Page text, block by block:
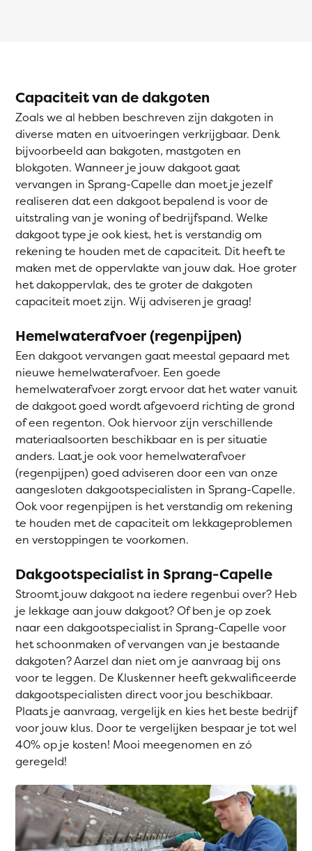
Capaciteit van de dakgoten
Zoals we al hebben beschreven zijn dakgoten in
diverse maten en uitvoeringen verkrijgbaar. Denk
bijvoorbeeld aan bakgoten, mastgoten en
blokgoten. Wanneer je jouw dakgoot gaat
vervangen in Sprang-Capelle dan moet je jezelf
realiseren dat een dakgoot bepalend is voor de
uitstraling van je woning of bedrijfspand. Welke
dakgoot type je ook kiest, het is verstandig om
rekening te houden met de capaciteit. Dit heeft te
maken met de oppervlakte van jouw dak. Hoe groter
het dakoppervlak, des te groter de dakgoten
capaciteit moet zijn. Wij adviseren je graag!
Hemelwaterafvoer (regenpijpen)
Een dakgoot vervangen gaat meestal gepaard met
nieuwe hemelwaterafvoer. Een goede
hemelwaterafvoer zorgt ervoor dat het water vanuit
de dakgoot goed wordt afgevoerd richting de grond
of een regenton. Ook hiervoor zijn verschillende
materiaalsoorten beschikbaar en is per situatie
anders. Laat je ook voor hemelwaterafvoer
(regenpijpen) goed adviseren door een van onze
aangesloten dakgootspecialisten in Sprang-Capelle.
Ook voor regenpijpen is het verstandig om rekening
te houden met de capaciteit om lekkageproblemen
en verstoppingen te voorkomen.
Dakgootspecialist in Sprang-Capelle
Stroomt jouw dakgoot na iedere regenbui over? Heb
je lekkage aan jouw dakgoot? Of ben je op zoek
naar een dakgootspecialist in Sprang-Capelle voor
het schoonmaken of vervangen van je bestaande
dakgoten? Aarzel dan niet om je aanvraag bij ons
voor te leggen. De Kluskenner heeft gekwalificeerde
dakgootspecialisten direct voor jou beschikbaar.
Plaats je aanvraag, vergelijk en kies het beste bedrijf
voor jouw klus. Door te vergelijken bespaar je tot wel
40% op je kosten! Mooi meegenomen en zó
geregeld!